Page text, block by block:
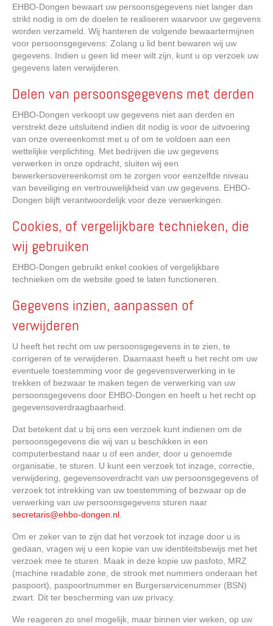
EHBO-Dongen bewaart uw persoonsgegevens niet langer dan
strikt nodig is om de doelen te realiseren waarvoor uw gegevens
worden verzameld. Wij hanteren de volgende bewaartermijnen
voor persoonsgegevens: Zolang u lid bent bewaren wij uw
gegevens. Indien u geen lid meer wilt zijn, kunt u op verzoek uw
gegevens laten verwijderen.
Delen van persoonsgegevens met derden
EHBO-Dongen verkoopt uw gegevens niet aan derden en
verstrekt deze uitsluitend indien dit nodig is voor de uitvoering
van onze overeenkomst met u of om te voldoen aan een
wettelijke verplichting. Met bedrijven die uw gegevens
verwerken in onze opdracht, sluiten wij een
bewerkersovereenkomst om te zorgen voor eenzelfde niveau
van beveiliging en vertrouwelijkheid van uw gegevens. EHBO-
Dongen blijft verantwoordelijk voor deze verwerkingen.
Cookies, of vergelijkbare technieken, die
wij gebruiken
EHBO-Dongen gebruikt enkel cookies of vergelijkbare
technieken om de website goed te laten functioneren.
Gegevens inzien, aanpassen of
verwijderen
U heeft het recht om uw persoonsgegevens in te zien, te
corrigeren of te verwijderen. Daarnaast heeft u het recht om uw
eventuele toestemming voor de gegevensverwerking in te
trekken of bezwaar te maken tegen de verwerking van uw
persoonsgegevens door EHBO-Dongen en heeft u het recht op
gegevensoverdraagbaarheid.
Dat betekent dat u bij ons een verzoek kunt indienen om de
persoonsgegevens die wij van u beschikken in een
computerbestand naar u of een ander, door u genoemde
organisatie, te sturen. U kunt een verzoek tot inzage, correctie,
verwijdering, gegevensoverdracht van uw persoonsgegevens of
verzoek tot intrekking van uw toestemming of bezwaar op de
verwerking van uw persoonsgegevens sturen naar
secretaris@ehbo-dongen.nl.
Om er zeker van te zijn dat het verzoek tot inzage door u is
gedaan, vragen wij u een kopie van uw identiteitsbewijs met het
verzoek mee te sturen. Maak in deze kopie uw pasfoto, MRZ
(machine readable zone, de strook met nummers onderaan het
paspoort), paspoortnummer en Burgerservicenummer (BSN)
zwart. Dit ter bescherming van uw privacy.
We reageren zo snel mogelijk, maar binnen vier weken, op uw